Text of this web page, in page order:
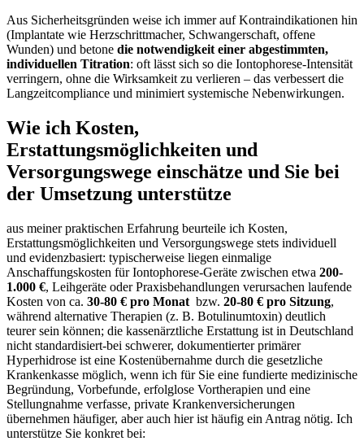
Aus Sicherheitsgründen weise ⁤ich immer ​auf Kontraindikationen hin
(Implantate wie Herzschrittmacher, Schwangerschaft, ⁢offene
Wunden)⁣ und betone​ die notwendigkeit einer abgestimmten,
individuellen Titration: ⁢oft lässt sich‌ so‍ die Iontophorese‑Intensität
verringern, ohne​ die Wirksamkeit zu verlieren – das verbessert die
Langzeitcompliance und minimiert systemische Nebenwirkungen.
Wie ⁣ich Kosten,
Erstattungsmöglichkeiten und‍
Versorgungswege einschätze und‍ Sie⁤ bei
der Umsetzung unterstütze
aus meiner ⁣praktischen Erfahrung beurteile ich Kosten,
Erstattungsmöglichkeiten und ​Versorgungswege ⁢stets individuell
und evidenzbasiert: typischerweise liegen einmalige
Anschaffungskosten für Iontophorese‑Geräte zwischen etwa 200-
1.000 €, Leihgeräte oder Praxisbehandlungen verursachen laufende
Kosten von ​ca. 30-80 €⁢ pro​ Monat ⁣ bzw. 20-80 € pro ‌Sitzung,
⁣während alternative Therapien ⁤(z. B. Botulinumtoxin) deutlich​
teurer sein ‌können; die kassenärztliche Erstattung ist in​ Deutschland
nicht ⁢standardisiert-bei schwerer, dokumentierter primärer
Hyperhidrose ist eine Kostenübernahme durch die gesetzliche
Krankenkasse möglich, wenn ich ​für Sie eine fundierte medizinische
Begründung,⁣ Vorbefunde, erfolglose Vortherapien und eine‍
Stellungnahme​ verfasse, private Krankenversicherungen
übernehmen häufiger, aber ⁢auch hier ist häufig ein Antrag nötig.⁢ Ich
unterstütze Sie ​konkret ⁢bei: